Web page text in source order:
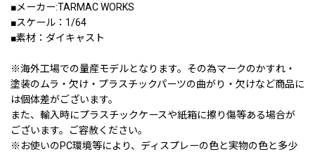
■メーカー:TARMAC WORKS
■スケール：1/64
■素材：ダイキャスト
※海外工場での量産モデルとなります。その為マークのかすれ・
塗装のムラ・欠け・プラスチックパーツの曲がり・欠けなど商品に
は個体差がございます。
また、輸入時にプラスチックケースや紙箱に擦り傷等ある場合が
ございます。ご容赦ください。
※お使いのPC環境等により、ディスプレーの色と実物の色と多少